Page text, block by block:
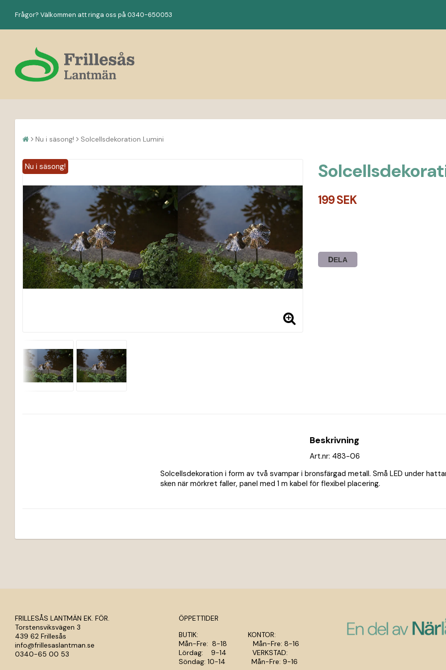
Frågor? Välkommen att ringa oss på 0340-650053
Nu i säsong! Solcellsdekoration Lumini
199 SEK
DELA
Beskrivning
Art.nr: 483-06
Solcellsdekoration i form av två svampar i bronsfärgad metall. Små LED under
sken när mörkret faller, panel med 1 m kabel för flexibel placering.
FRILLESÅS LANTMÄN EK. FÖR.
Torstensviksvägen 3
439 62 Frillesås
info@frillesaslantman.se
0340-65 00 53
ÖPPETTIDER
BUTIK: KONTOR:
Mån-Fre: 8-18 Mån-Fre: 8-16
Lördag: 9-14 VERKSTAD:
Söndag: 10-14 Mån-Fre: 9-16